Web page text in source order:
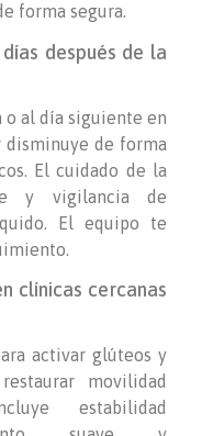
forma segura.
después de la
o al día siguiente en
disminuye de forma
El cuidado de la
y vigilancia de
El equipo te
clínicas cercanas
activar glúteos y
movilidad
estabilidad